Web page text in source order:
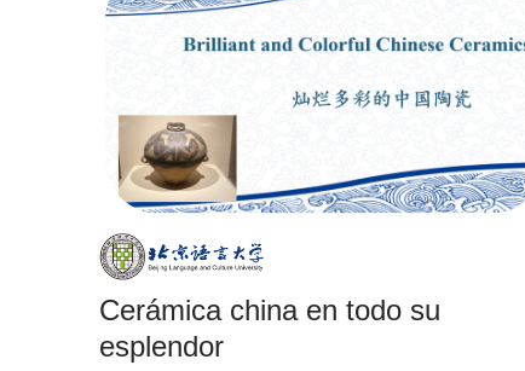
Cerámica china en todo su
esplendor